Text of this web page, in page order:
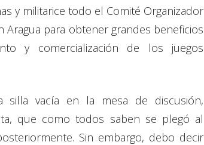
y militarice todo el Comité Organizador
Aragua para obtener grandes beneficios
y comercialización de los juegos
silla vacía en la mesa de discusión,
que como todos saben se plegó al
Sin embargo, debo decir